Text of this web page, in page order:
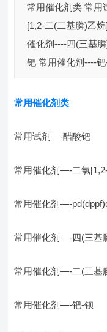
常用催化剂类 常用
[1,2-二(二基膦)乙
催化剂----四(三基
钯 常用催化剂----
常用催化剂类
常用试剂—-醋酸钯
常用催化剂—-二氯
常用催化剂—-
常用催化剂—-四(三基
常用催化剂—-二(三基
常用催化剂—-钯-钡